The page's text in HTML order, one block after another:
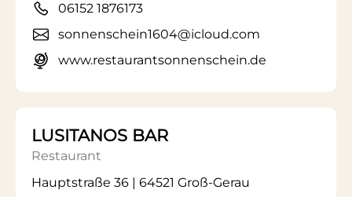
06152 1876173
sonnenschein1604@icloud.com
www.restaurantsonnenschein.de
LUSITANOS BAR
Restaurant
Hauptstraße 36 | 64521 Groß-Gerau